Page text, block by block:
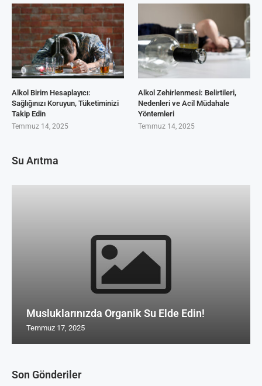
Son Gönderiler
Alkol Birim Hesaplayıcı:
Sağlığınızı Koruyun, Tüketiminizi
Takip Edin
Temmuz 14, 2025
Alkol Zehirlenmesi: Belirtileri,
Nedenleri ve Acil Müdahale
Yöntemleri
Temmuz 14, 2025
Su Arıtma
Musluklarınızda Organik Su Elde Edin!
Temmuz 17, 2025